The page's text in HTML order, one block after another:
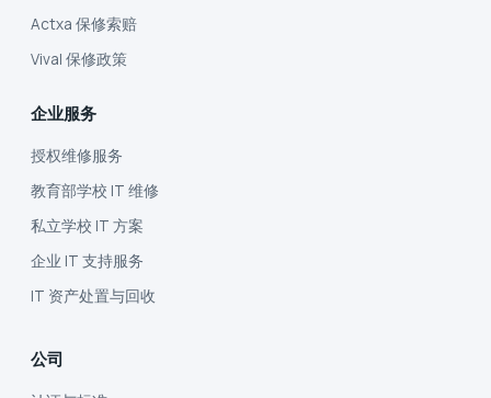
Actxa 保修索赔
Vival 保修政策
企业服务
授权维修服务
教育部学校 IT 维修
私立学校 IT 方案
企业 IT 支持服务
IT 资产处置与回收
公司